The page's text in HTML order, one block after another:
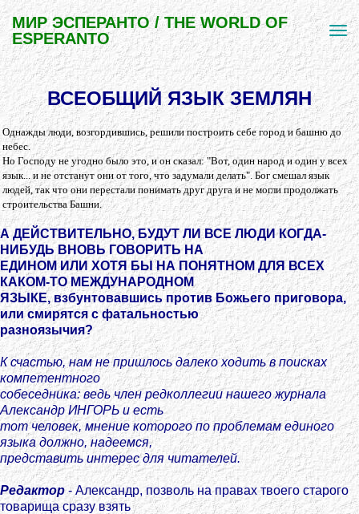
МИР ЭСПЕРАНТО / THE WORLD OF
ESPERANTO
ВСЕОБЩИЙ ЯЗЫК ЗЕМЛЯН
Однажды люди, возгордившись, решили построить себе город и башню до
небес.
Но Господу не угодно было это, и он сказал: "Вот, один народ и один у всех
язык... и не отстанут они от того, что задумали делать". Бог смешал язык
людей, так что они перестали понимать друг друга и не могли продолжать
строительства Башни.
А ДЕЙСТВИТЕЛЬНО, БУДУТ ЛИ ВСЕ ЛЮДИ КОГДА-
НИБУДЬ ВНОВЬ ГОВОРИТЬ НА
ЕДИНОМ ИЛИ ХОТЯ БЫ НА ПОНЯТНОМ ДЛЯ ВСЕХ
КАКОМ-ТО МЕЖДУНАРОДНОМ
ЯЗЫКЕ, взбунтовавшись против Божьего приговора,
или смирятся с фатальностью
разноязычия?
К счастью, нам не пришлось далеко ходить в поисках
компетентного
собеседника: ведь член редколлегии нашего журнала
Александр ИНГОРЬ и есть
тот человек, мнение которого по проблемам единого
языка должно, надеемся,
представить интерес для читателей.
Редактор- Александр, позволь на правах твоего старого
товарища сразу взять